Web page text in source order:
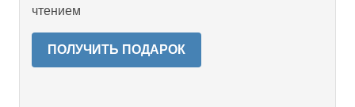
чтением
ПОЛУЧИТЬ ПОДАРОК